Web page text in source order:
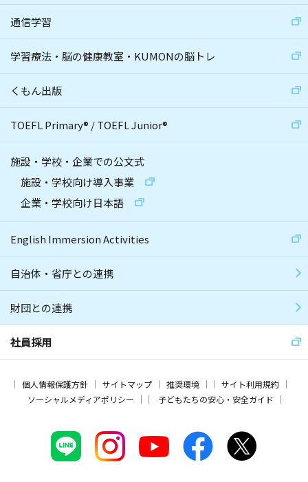
通信学習
学習療法・脳の健康教室・KUMONの脳トレ
くもん出版
TOEFL Primary® /TOEFL Junior®
施設・学校・企業での公文式
施設・学校向け導入事業
企業・学校向け日本語
English Immersion Activities
自治体・省庁との連携
財団との連携
社員採用
個人情報保護方針 サイトマップ 推奨環境
サイト利用規約
ソーシャルメディアポリシー
子どもたちの安心・安全ガイド